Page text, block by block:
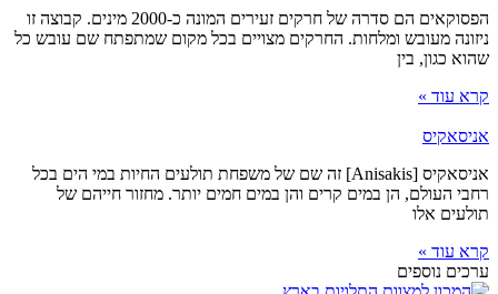
הפסוקאים הם סדרה של חרקים זעירים המונה כ-2000 מינים. קבוצה זו
ניזונה מעובש ומלחות. החרקים מצויים בכל מקום שמתפתח שם עובש כל
שהוא כגון, בין
קרא עוד »
אניסאקיס
אניסאקיס [Anisakis] זה שם של משפחת תולעים החיות במי הים בכל
רחבי העולם, הן במים קרים והן במים חמים יותר. מחזור חייהם של
תולעים אלו
קרא עוד »
ערכים נוספים